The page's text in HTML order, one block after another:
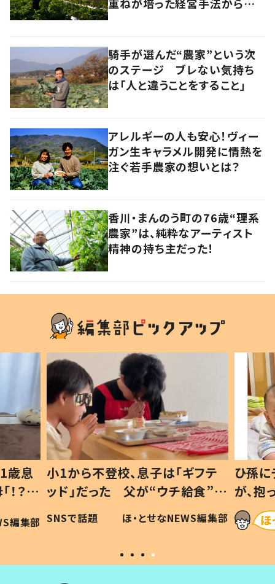
騎手が選んだ“農家”という次
のステージ ブレない気持ち
は「人と違うことをすること」
アレルギーの人も安心！ヴィー
ガン生キャラメル開発に情熱を
注ぐ若手農家の想いとは？
香川・まんのう町の76歳“理系
農家”は、純粋なアーティスト
精神の持ち主だった！
歳息
？」
編集部
小1から不登校、息子は「ギフテ
ッド」だった 父が“ウチ給食”を
作り続ける理由とは #令和の親
#令和の子
SNSで話題 ほ・とせなNEWS編集部
ひ孫
が、
「涙が
い」